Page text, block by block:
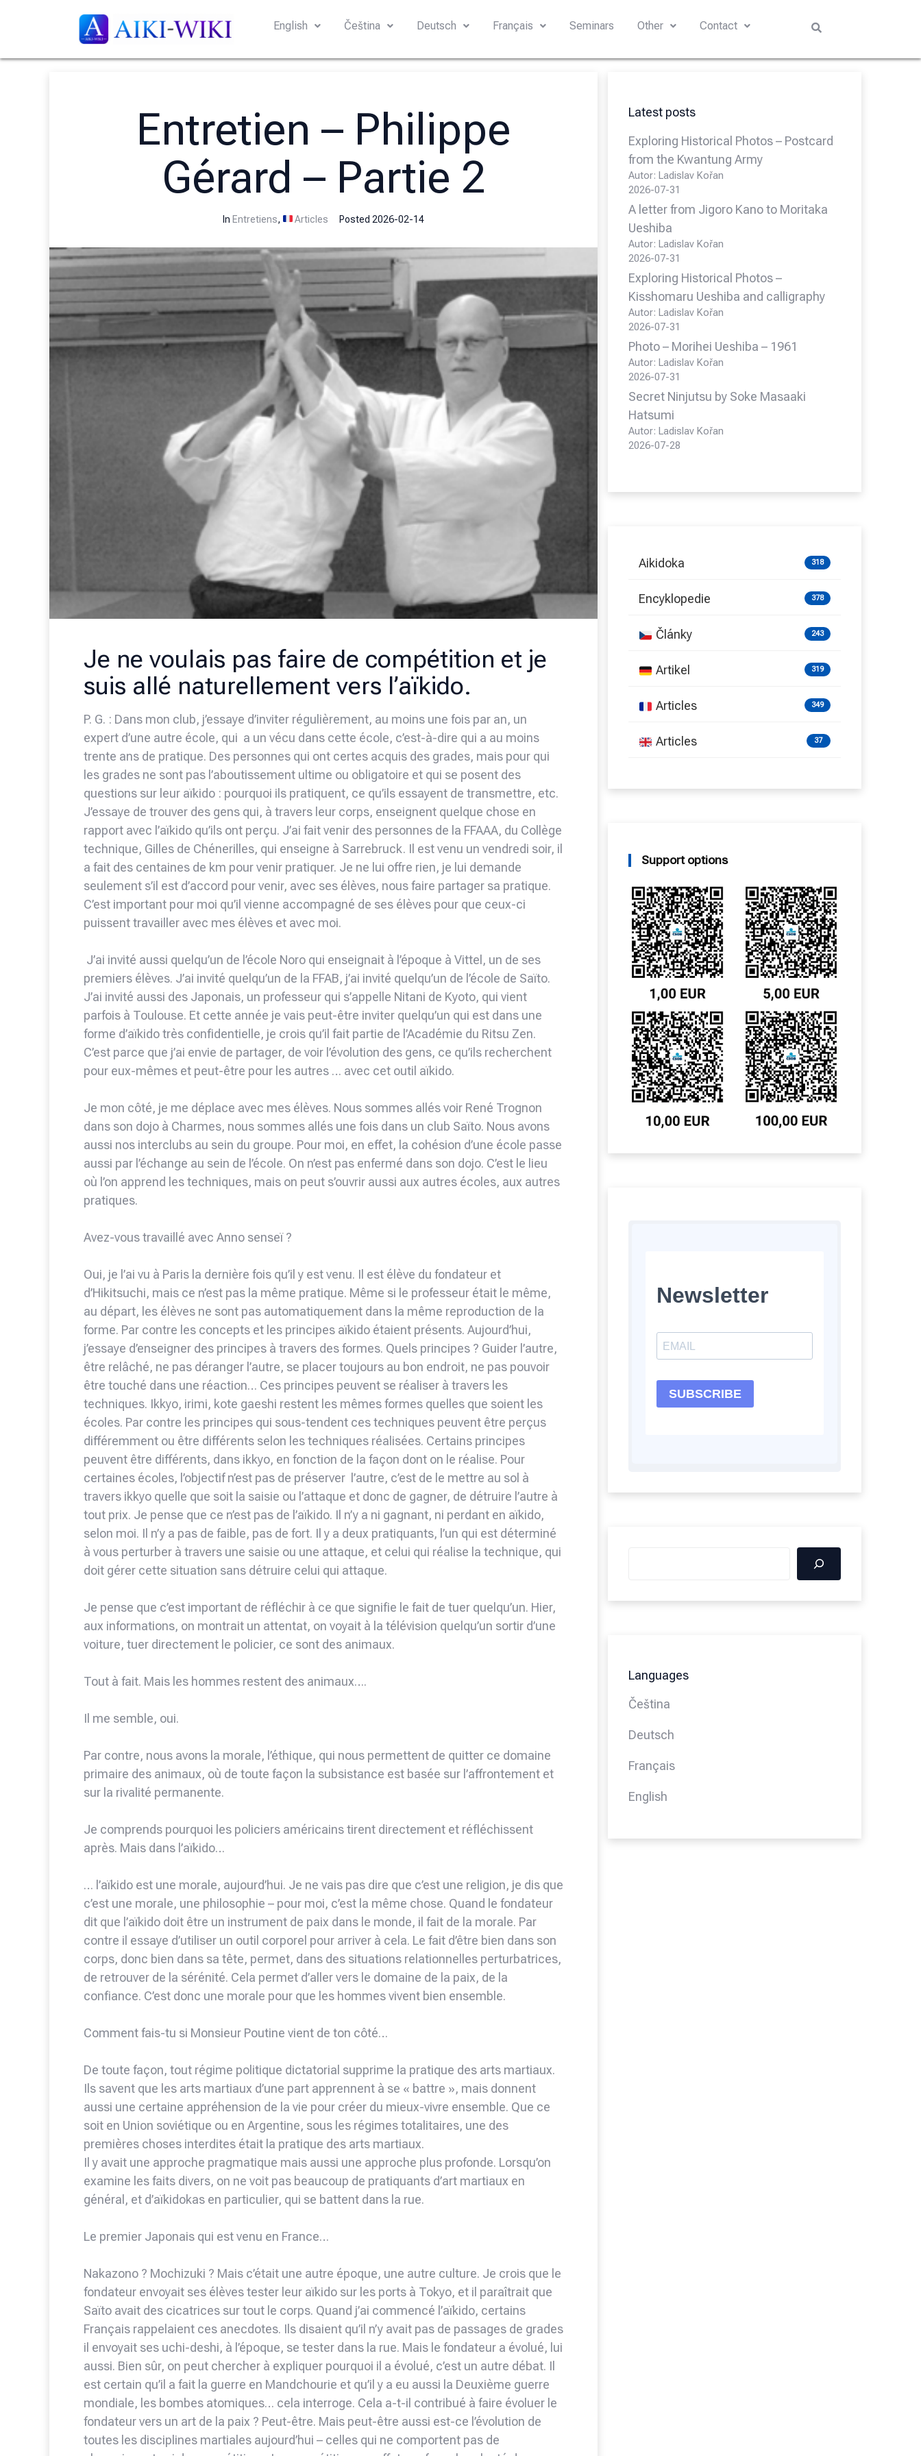
English Čeština Deutsch Français Seminars Other Contact
Entretien – Philippe
Gérard – Partie 2
In Entretiens, Articles Posted 2026-02-14
Je ne voulais pas faire de compétition et je
suis allé naturellement vers l’aïkido.
P. G. : Dans mon club, j’essaye d’inviter régulièrement, au moins une fois par an, un
expert d’une autre école, qui a un vécu dans cette école, c’est-à-dire qui a au moins
trente ans de pratique. Des personnes qui ont certes acquis des grades, mais pour qui
les grades ne sont pas l’aboutissement ultime ou obligatoire et qui se posent des
questions sur leur aïkido : pourquoi ils pratiquent, ce qu’ils essayent de transmettre, etc.
J’essaye de trouver des gens qui, à travers leur corps, enseignent quelque chose en
rapport avec l’aïkido qu’ils ont perçu. J’ai fait venir des personnes de la FFAAA, du Collège
technique, Gilles de Chénerilles, qui enseigne à Sarrebruck. Il est venu un vendredi soir, il
a fait des centaines de km pour venir pratiquer. Je ne lui offre rien, je lui demande
seulement s’il est d’accord pour venir, avec ses élèves, nous faire partager sa pratique.
C’est important pour moi qu’il vienne accompagné de ses élèves pour que ceux-ci
puissent travailler avec mes élèves et avec moi.
J’ai invité aussi quelqu’un de l’école Noro qui enseignait à l’époque à Vittel, un de ses
premiers élèves. J’ai invité quelqu’un de la FFAB, j’ai invité quelqu’un de l’école de Saïto.
J’ai invité aussi des Japonais, un professeur qui s’appelle Nitani de Kyoto, qui vient
parfois à Toulouse. Et cette année je vais peut-être inviter quelqu’un qui est dans une
forme d’aïkido très confidentielle, je crois qu’il fait partie de l’Académie du Ritsu Zen.
C’est parce que j’ai envie de partager, de voir l’évolution des gens, ce qu’ils recherchent
pour eux-mêmes et peut-être pour les autres … avec cet outil aïkido.
Je mon côté, je me déplace avec mes élèves. Nous sommes allés voir René Trognon
dans son dojo à Charmes, nous sommes allés une fois dans un club Saïto. Nous avons
aussi nos interclubs au sein du groupe. Pour moi, en effet, la cohésion d’une école passe
aussi par l’échange au sein de l’école. On n’est pas enfermé dans son dojo. C’est le lieu
où l’on apprend les techniques, mais on peut s’ouvrir aussi aux autres écoles, aux autres
pratiques.
Avez-vous travaillé avec Anno senseï ?
Oui, je l’ai vu à Paris la dernière fois qu’il y est venu. Il est élève du fondateur et
d’Hikitsuchi, mais ce n’est pas la même pratique. Même si le professeur était le même,
au départ, les élèves ne sont pas automatiquement dans la même reproduction de la
forme. Par contre les concepts et les principes aïkido étaient présents. Aujourd’hui,
j’essaye d’enseigner des principes à travers des formes. Quels principes ? Guider l’autre,
être relâché, ne pas déranger l’autre, se placer toujours au bon endroit, ne pas pouvoir
être touché dans une réaction… Ces principes peuvent se réaliser à travers les
techniques. Ikkyo, irimi, kote gaeshi restent les mêmes formes quelles que soient les
écoles. Par contre les principes qui sous-tendent ces techniques peuvent être perçus
différemment ou être différents selon les techniques réalisées. Certains principes
peuvent être différents, dans ikkyo, en fonction de la façon dont on le réalise. Pour
certaines écoles, l’objectif n’est pas de préserver l’autre, c’est de le mettre au sol à
travers ikkyo quelle que soit la saisie ou l’attaque et donc de gagner, de détruire l’autre à
tout prix. Je pense que ce n’est pas de l’aïkido. Il n’y a ni gagnant, ni perdant en aïkido,
selon moi. Il n’y a pas de faible, pas de fort. Il y a deux pratiquants, l’un qui est déterminé
à vous perturber à travers une saisie ou une attaque, et celui qui réalise la technique, qui
doit gérer cette situation sans détruire celui qui attaque.
Je pense que c’est important de réfléchir à ce que signifie le fait de tuer quelqu’un. Hier,
aux informations, on montrait un attentat, on voyait à la télévision quelqu’un sortir d’une
voiture, tuer directement le policier, ce sont des animaux.
Tout à fait. Mais les hommes restent des animaux….
Il me semble, oui.
Par contre, nous avons la morale, l’éthique, qui nous permettent de quitter ce domaine
primaire des animaux, où de toute façon la subsistance est basée sur l’affrontement et
sur la rivalité permanente.
Je comprends pourquoi les policiers américains tirent directement et réfléchissent
après. Mais dans l’aïkido…
… l’aïkido est une morale, aujourd’hui. Je ne vais pas dire que c’est une religion, je dis que
c’est une morale, une philosophie – pour moi, c’est la même chose. Quand le fondateur
dit que l’aïkido doit être un instrument de paix dans le monde, il fait de la morale. Par
contre il essaye d’utiliser un outil corporel pour arriver à cela. Le fait d’être bien dans son
corps, donc bien dans sa tête, permet, dans des situations relationnelles perturbatrices,
de retrouver de la sérénité. Cela permet d’aller vers le domaine de la paix, de la
confiance. C’est donc une morale pour que les hommes vivent bien ensemble.
Comment fais-tu si Monsieur Poutine vient de ton côté…
De toute façon, tout régime politique dictatorial supprime la pratique des arts martiaux.
Ils savent que les arts martiaux d’une part apprennent à se « battre », mais donnent
aussi une certaine appréhension de la vie pour créer du mieux-vivre ensemble. Que ce
soit en Union soviétique ou en Argentine, sous les régimes totalitaires, une des
premières choses interdites était la pratique des arts martiaux.
Il y avait une approche pragmatique mais aussi une approche plus profonde. Lorsqu’on
examine les faits divers, on ne voit pas beaucoup de pratiquants d’art martiaux en
général, et d’aïkidokas en particulier, qui se battent dans la rue.
Le premier Japonais qui est venu en France…
Nakazono ? Mochizuki ? Mais c’était une autre époque, une autre culture. Je crois que le
fondateur envoyait ses élèves tester leur aïkido sur les ports à Tokyo, et il paraîtrait que
Saïto avait des cicatrices sur tout le corps. Quand j’ai commencé l’aïkido, certains
Français rappelaient ces anecdotes. Ils disaient qu’il n’y avait pas de passages de grades
il envoyait ses uchi-deshi, à l’époque, se tester dans la rue. Mais le fondateur a évolué, lui
aussi. Bien sûr, on peut chercher à expliquer pourquoi il a évolué, c’est un autre débat. Il
est certain qu’il a fait la guerre en Mandchourie et qu’il y a eu aussi la Deuxième guerre
mondiale, les bombes atomiques… cela interroge. Cela a-t-il contribué à faire évoluer le
fondateur vers un art de la paix ? Peut-être. Mais peut-être aussi est-ce l’évolution de
toutes les disciplines martiales aujourd’hui – celles qui ne comportent pas de
Latest posts
Exploring Historical Photos – Postcard
from the Kwantung Army
Autor: Ladislav Kořan
2026-07-31
A letter from Jigoro Kano to Moritaka
Ueshiba
Autor: Ladislav Kořan
2026-07-31
Exploring Historical Photos –
Kisshomaru Ueshiba and calligraphy
Autor: Ladislav Kořan
2026-07-31
Photo – Morihei Ueshiba – 1961
Autor: Ladislav Kořan
2026-07-31
Secret Ninjutsu by Soke Masaaki
Hatsumi
Autor: Ladislav Kořan
2026-07-28
Aikidoka 318
Encyklopedie 378
Články 243
Artikel 319
Articles 349
Articles 37
Support options
Languages
Čeština
Deutsch
Français
English